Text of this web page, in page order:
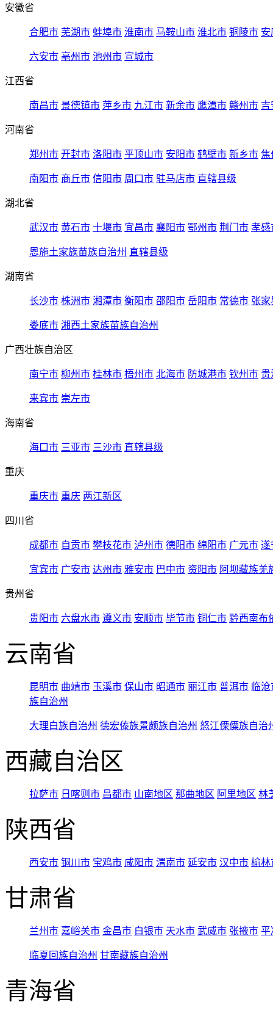
安徽省
合肥市 芜湖市 蚌埠市 淮南市 马鞍山市 淮北市 铜陵市 安
六安市 亳州市 池州市 宣城市
江西省
南昌市 景德镇市 萍乡市 九江市 新余市 鹰潭市 赣州市 吉
河南省
郑州市 开封市 洛阳市 平顶山市 安阳市 鹤壁市 新乡市 焦
南阳市 商丘市 信阳市 周口市 驻马店市 直辖县级
湖北省
武汉市 黄石市 十堰市 宜昌市 襄阳市 鄂州市 荆门市 孝感
恩施土家族苗族自治州 直辖县级
湖南省
长沙市 株洲市 湘潭市 衡阳市 邵阳市 岳阳市 常德市 张家
娄底市 湘西土家族苗族自治州
广西壮族自治区
南宁市 柳州市 桂林市 梧州市 北海市 防城港市 钦州市 贵
来宾市 崇左市
海南省
海口市 三亚市 三沙市 直辖县级
重庆
重庆市 重庆 两江新区
四川省
成都市 自贡市 攀枝花市 泸州市 德阳市 绵阳市 广元市 遂
宜宾市 广安市 达州市 雅安市 巴中市 资阳市 阿坝藏族羌
贵州省
贵阳市 六盘水市 遵义市 安顺市 毕节市 铜仁市 黔西南布
云南省
昆明市 曲靖市 玉溪市 保山市 昭通市 丽江市 普洱市 临
族自治州
大理白族自治州 德宏傣族景颇族自治州 怒江傈僳族自治
西藏自治区
拉萨市 日喀则市 昌都市 山南地区 那曲地区 阿里地区 林
陕西省
西安市 铜川市 宝鸡市 咸阳市 渭南市 延安市 汉中市 榆林
甘肃省
兰州市 嘉峪关市 金昌市 白银市 天水市 武威市 张掖市 平
临夏回族自治州 甘南藏族自治州
青海省